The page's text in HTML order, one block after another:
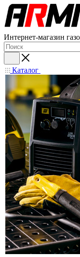
Интернет-магазин
Каталог